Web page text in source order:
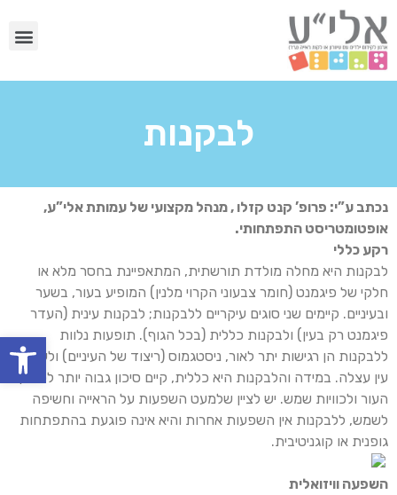
לבקנות
נכתב ע”י: פרופ’ קנט קזלו , מנהל מקצועי של עמותת אלי”ע,
אופטומטריסט התפתחותי.
רקע כללי
לבקנות היא מחלה מולדת תורשתית, המתאפיינת בחסר מלא או
חלקי של פיגמנט (חומר צבעוני הקרוי מלנין) המופיע בעור, בשער
ובעיניים. קיימים שני סוגים עיקריים ללבקנות; לבקנות עינית (העדר
פיגמנט רק בעין) ולבקנות כללית (בכל הגוף). תופעות נלוות
ללבקנות הן רגישות יתר לאור, ניסטגמוס (ריצוד של העיניים) ולעיתים
עין עצלה. במידה והלבקנות היא כללית, קיים סיכון גבוה יותר לסרטן
העור ולכוויות שמש. יש לציין שלמעט השפעות על הראייה וחשיפה
לשמש, ללבקנות אין השפעות אחרות והיא אינה פוגעת בהתפתחות
גופנית או קוגניטיבית.
השפעה וויזואלית